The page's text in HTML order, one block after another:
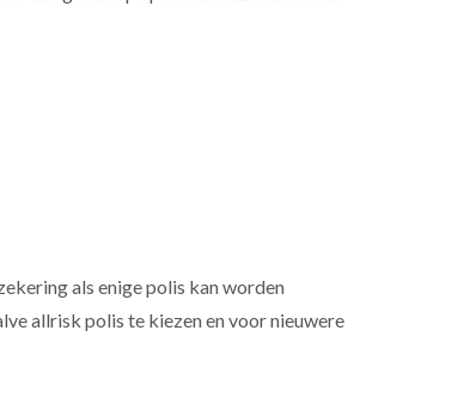
als enige polis kan worden
allrisk polis te kiezen en voor nieuwere